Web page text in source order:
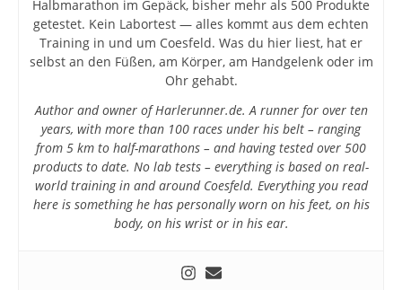
Halbmarathon im Gepäck, bisher mehr als 500 Produkte
getestet. Kein Labortest — alles kommt aus dem echten
Training in und um Coesfeld. Was du hier liest, hat er
selbst an den Füßen, am Körper, am Handgelenk oder im
Ohr gehabt.
Author and owner of Harlerunner.de. A runner for over ten
years, with more than 100 races under his belt – ranging
from 5 km to half-marathons – and having tested over 500
products to date. No lab tests – everything is based on real-
world training in and around Coesfeld. Everything you read
here is something he has personally worn on his feet, on his
body, on his wrist or in his ear.